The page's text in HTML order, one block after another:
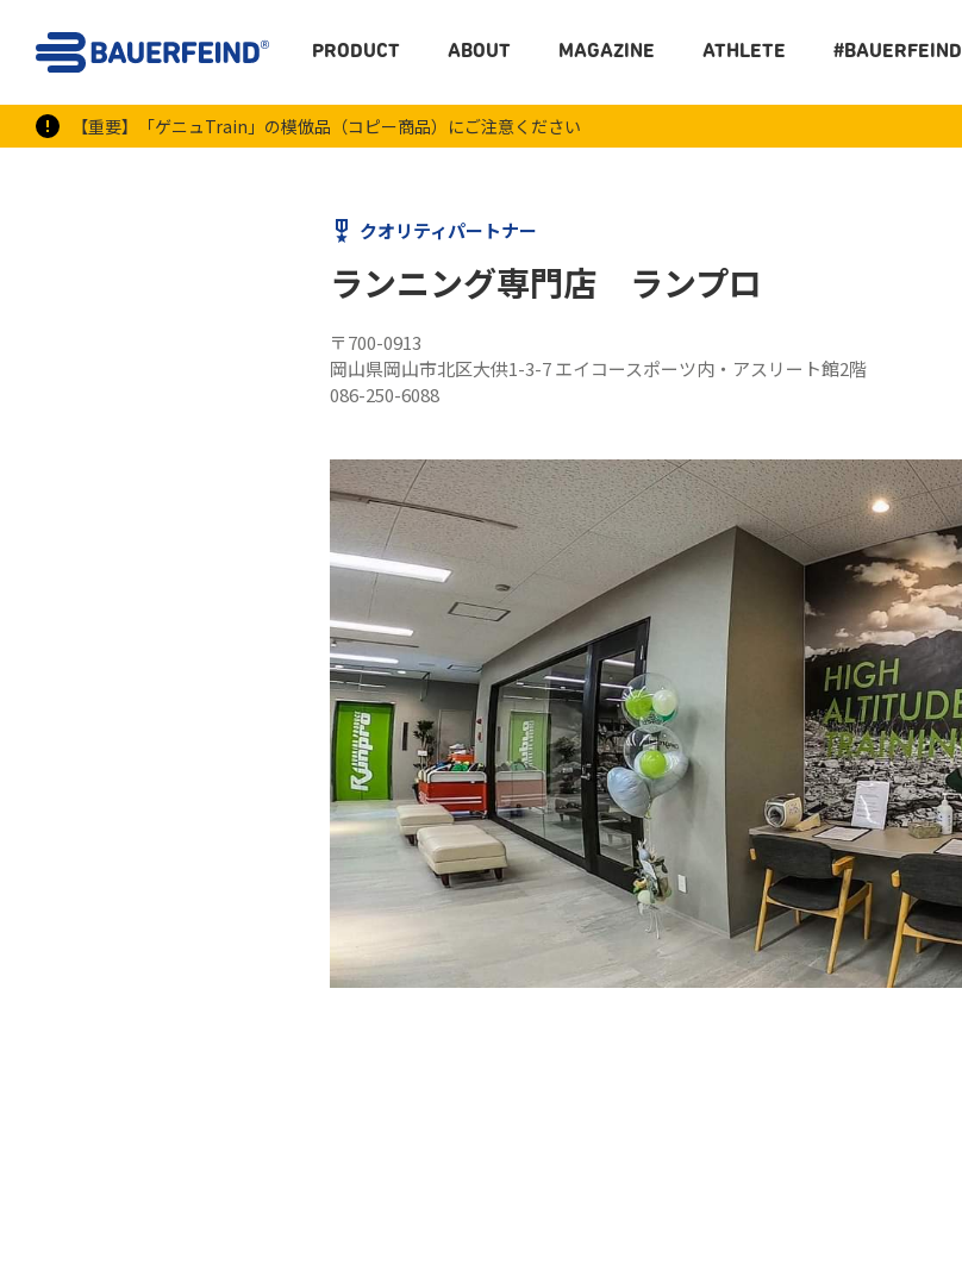
【重要】「ゲニュTrain」の模倣品（コピー商品）にご注意ください
PRODUCT ABOUT MAGAZINE ATHLETE #BAUERFEIND
クオリティパートナー
ランニング専門店 ランプロ
〒700-0913
岡山県岡山市北区大供1-3-7 エイコースポーツ内・アスリート館2階
086-250-6088